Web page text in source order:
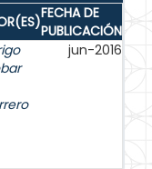
FECHA DE
PUBLICACIÓN
jun-2016